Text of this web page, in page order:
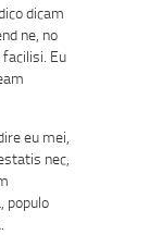
dicam
ne, no
Eu
eu mei,
nec,
populo